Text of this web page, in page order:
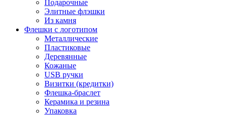
Подарочные
Элитные флэшки
Из камня
Флешки с логотипом
Металлические
Пластиковые
Деревянные
Кожаные
USB ручки
Визитки (кредитки)
Флешка-браслет
Керамика и резина
Упаковка